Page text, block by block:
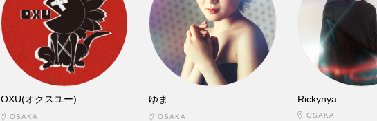
OXU(オクスユー)
OSAKA
ゆま
OSAKA
Rickynya
OSAKA